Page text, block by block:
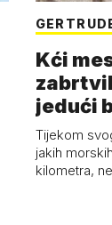
Kći
jedući
Tijekom
jakih
kilometra,